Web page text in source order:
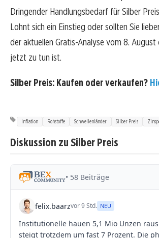
Dringender Handlungsbedarf für Silber
Lohnt sich ein Einstieg oder sollten Sie
der aktuellen Gratis-Analyse vom 8. August
jetzt zu tun ist.
Silber Preis: Kaufen oder verkaufen?
Inflation Rohstoffe Schwellenländer Silber Preis
Diskussion zu Silber Preis